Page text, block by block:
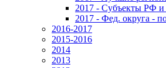
2017 - Субъекты РФ
2017 - Фед. округа -
2016-2017
2015-2016
2014
2013